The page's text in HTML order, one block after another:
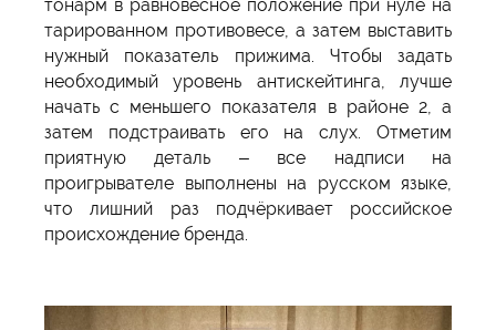
тонарм в равновесное положение при нуле на
тарированном противовесе, а затем выставить
нужный показатель прижима. Чтобы задать
необходимый уровень антискейтинга, лучше
начать с меньшего показателя в районе 2, а
затем подстраивать его на слух. Отметим
приятную деталь – все надписи на
проигрывателе выполнены на русском языке,
что лишний раз подчёркивает российское
происхождение бренда.